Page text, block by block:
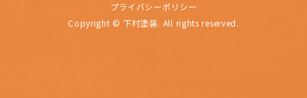
プライバシーポリシー
Copyright © 下村塗装. All rights reserved.